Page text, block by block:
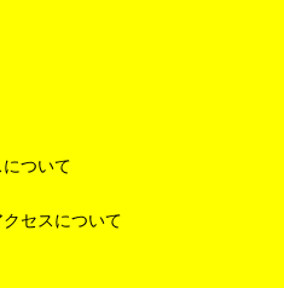
ついて
セスについて